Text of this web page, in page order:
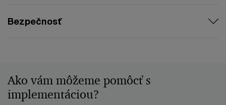
Bezpečnosť
Ako vám môžeme pomôcť s
implementáciou?